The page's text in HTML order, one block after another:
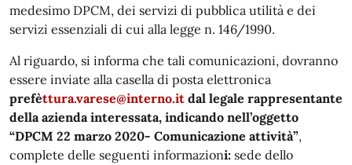
medesimo DPCM, dei servizi di pubblica utilità e dei
servizi essenziali di cui alla legge n. 146/1990.
Al riguardo, si informa che tali comunicazioni, dovranno
essere inviate alla casella di posta elettronica
prefèttura.varese@interno.it dal legale rappresentante
della azienda interessata, indicando nell’oggetto
“DPCM 22 marzo 2020- Comunicazione attività”,
complete delle seguenti informazioni: sede dello